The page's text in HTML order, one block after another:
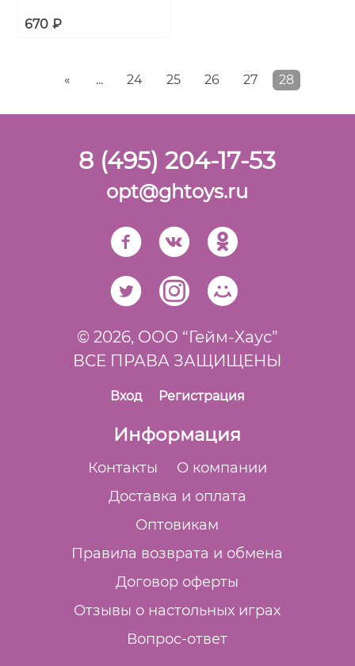
670 ₽
« ... 24 25 26 27 28
8 (495) 204-17-53
opt@ghtoys.ru
© 2026, ООО “Гейм-Xаус”
ВСЕ ПРАВА ЗАЩИЩЕНЫ
Вход Регистрация
Информация
Контакты
О компании
Доставка и оплата
Оптовикам
Правила возврата и обмена
Договор оферты
Отзывы о настольных играх
Вопрос-ответ